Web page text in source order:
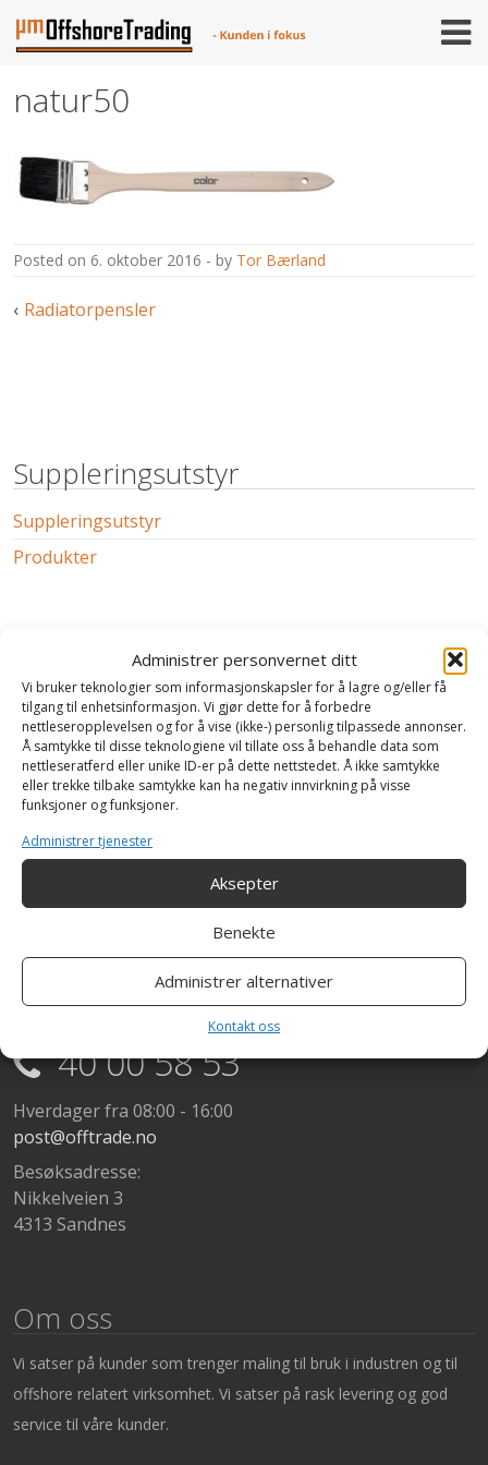
Administrer personvernet ditt
Vi bruker teknologier som informasjonskapsler for å lagre og/eller få
tilgang til enhetsinformasjon. Vi gjør dette for å forbedre
nettleseropplevelsen og for å vise (ikke-) personlig tilpassede annonser.
Å samtykke til disse teknologiene vil tillate oss å behandle data som
nettleseratferd eller unike ID-er på dette nettstedet. Å ikke samtykke
eller trekke tilbake samtykke kan ha negativ innvirkning på visse
funksjoner og funksjoner.
Administrer tjenester
Aksepter
Benekte
Administrer alternativer
Kontakt oss
Skip
to
content
natur50
posted on 6. oktober 2016 by Tor Bærland
Innleggsnavigasjon
Radiatorpensler
Suppleringsutstyr
Suppleringsutstyr
Produkter
40 00 58 53
Hverdager fra 08:00 - 16:00
post@offtrade.no
Send bestilling på mail.
Usikker på hva du trenger? Ta kontakt.
Kontakt
40 00 58 53
Hverdager fra 08:00 - 16:00
post@offtrade.no
Besøksadresse:
Nikkelveien 3
4313 Sandnes
Om oss
Vi satser på kunder som trenger maling til bruk i industren og til
offshore relatert virksomhet. Vi satser på rask levering og god
service til våre kunder.